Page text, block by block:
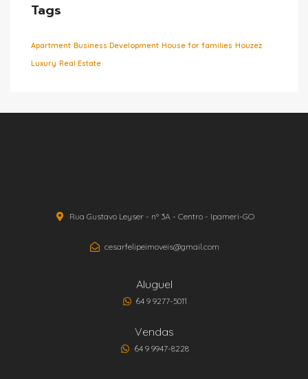
Tags
Apartment Business Development House for families Houzez
Luxury Real Estate
Rua Gustavo Leyser - nº 3A - Centro - Ipameri-GO
cesarfelipeimoveis@gmail.com
Aluguel
64 9 9277-5011
Vendas
64 9 9947-8228